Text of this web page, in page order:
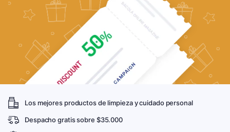
Los mejores productos de limpieza y cuidado personal
Despacho gratis sobre $35.000